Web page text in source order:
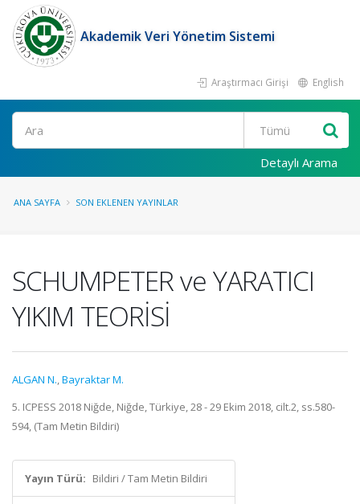
Akademik Veri Yönetim Sistemi
Araştırmacı Girişi English
Ara
Detaylı Arama
ANA SAYFA SON EKLENEN YAYINLAR
SCHUMPETER ve YARATICI
YIKIM TEORİSİ
ALGAN N.,Bayraktar M.
5. ICPESS 2018 Niğde, Niğde, Türkiye, 28 - 29 Ekim 2018, cilt.2, ss.580-
594, (Tam Metin Bildiri)
Yayın Türü: Bildiri / Tam Metin Bildiri